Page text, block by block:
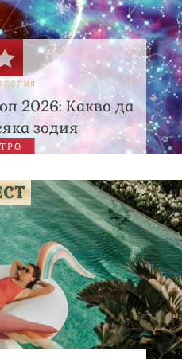
2026: Какво да
зодия